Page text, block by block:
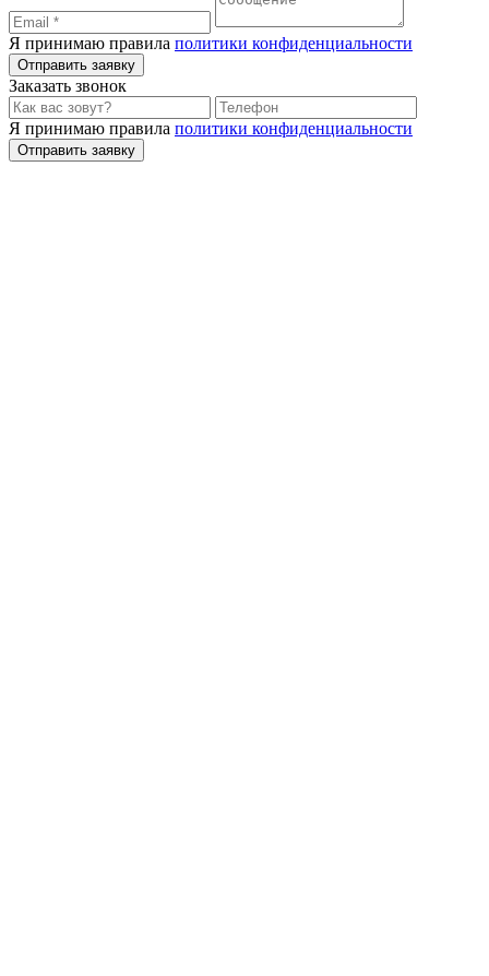
Я принимаю правила политики конфиденциальности
Отправить заявку
Заказать звонок
Я принимаю правила политики конфиденциальности
Отправить заявку